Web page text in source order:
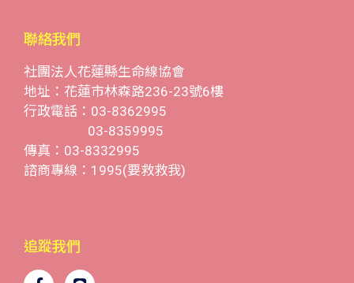
聯絡我們
社團法人花蓮縣生命線協會
地址：花蓮市林森路236-23號6樓
行政電話：03-8362995
03-8359995
傳真：03-8332995
諮商專線：1995(要救救我)
追蹤我們